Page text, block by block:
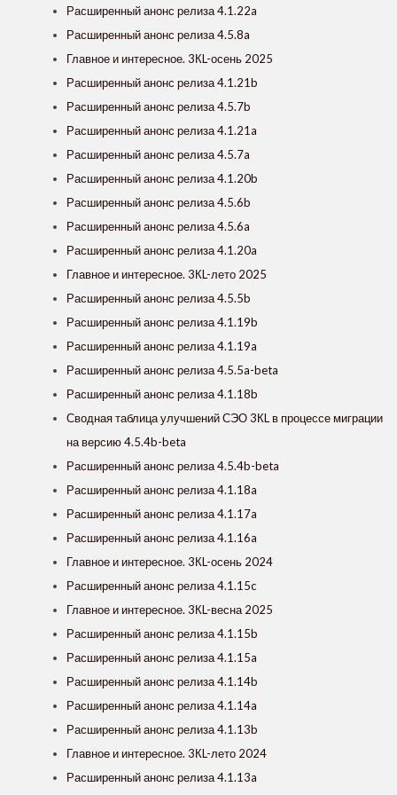
Расширенный анонс релиза 4.1.22a
Расширенный анонс релиза 4.5.8a
Главное и интересное. 3КL-осень 2025
Расширенный анонс релиза 4.1.21b
Расширенный анонс релиза 4.5.7b
Расширенный анонс релиза 4.1.21a
Расширенный анонс релиза 4.5.7a
Расширенный анонс релиза 4.1.20b
Расширенный анонс релиза 4.5.6b
Расширенный анонс релиза 4.5.6a
Расширенный анонс релиза 4.1.20a
Главное и интересное. 3КL-лето 2025
Расширенный анонс релиза 4.5.5b
Расширенный анонс релиза 4.1.19b
Расширенный анонс релиза 4.1.19a
Расширенный анонс релиза 4.5.5a-beta
Расширенный анонс релиза 4.1.18b
Сводная таблица улучшений СЭО 3КL в процессе миграции
на версию 4.5.4b-beta
Расширенный анонс релиза 4.5.4b-beta
Расширенный анонс релиза 4.1.18a
Расширенный анонс релиза 4.1.17a
Расширенный анонс релиза 4.1.16a
Главное и интересное. 3КL-осень 2024
Расширенный анонс релиза 4.1.15c
Главное и интересное. 3КL-весна 2025
Расширенный анонс релиза 4.1.15b
Расширенный анонс релиза 4.1.15a
Расширенный анонс релиза 4.1.14b
Расширенный анонс релиза 4.1.14a
Расширенный анонс релиза 4.1.13b
Главное и интересное. 3КL-лето 2024
Расширенный анонс релиза 4.1.13a